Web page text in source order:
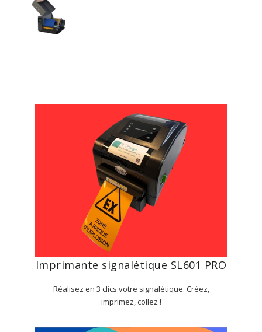
Imprimante signalétique SL601 PRO
Réalisez en 3 clics votre signalétique. Créez,
imprimez, collez !